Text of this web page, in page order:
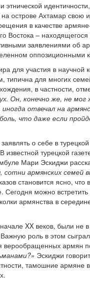
острове Ахтамар свою
в качестве
Востока –
заявлениями об
оппозиционными
для участия в
типична для многих
в частности,
Он, конечно же, не мог
отвечал на
что даже если
о себе в турецкой
турецкой
Мари Эскиджи
армянских семей
становится ясно,
можно
армянства в
XX веков, были
роль в этом
армян
Эскиджи
тамошние армяне